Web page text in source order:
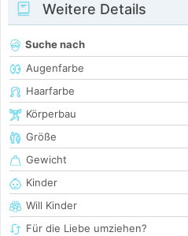
Weitere Details
Suche nach
Augenfarbe
Haarfarbe
Körperbau
Größe
Gewicht
Kinder
Will Kinder
Für die Liebe umziehen?